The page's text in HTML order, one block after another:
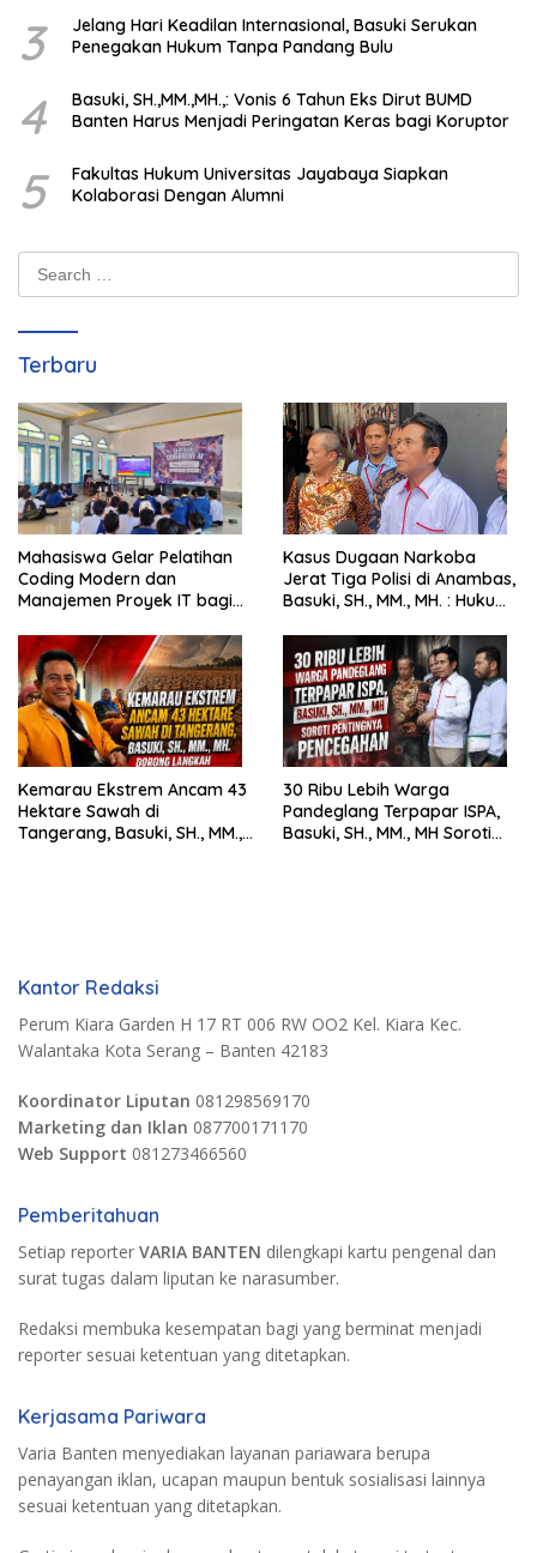
3
Jelang Hari Keadilan Internasional, Basuki Serukan
Penegakan Hukum Tanpa Pandang Bulu
4
Basuki, SH.,MM.,MH.,: Vonis 6 Tahun Eks Dirut BUMD
Banten Harus Menjadi Peringatan Keras bagi Koruptor
5
Fakultas Hukum Universitas Jayabaya Siapkan
Kolaborasi Dengan Alumni
Search
for:
Terbaru
Mahasiswa Gelar Pelatihan
Coding Modern dan
Manajemen Proyek IT bagi
Kasus Dugaan Narkoba
Jerat Tiga Polisi di Anambas,
Basuki, SH., MM., MH. : Hukum
Kemarau Ekstrem Ancam 43
Hektare Sawah di
Tangerang, Basuki, SH., MM.,
30 Ribu Lebih Warga
Pandeglang Terpapar ISPA,
Basuki, SH., MM., MH Soroti
Kantor Redaksi
Perum Kiara Garden H 17 RT 006 RW OO2 Kel. Kiara Kec.
Walantaka Kota Serang – Banten 42183
Koordinator Liputan 081298569170
Marketing dan Iklan 087700171170
Web Support 081273466560
Pemberitahuan
Setiap reporter VARIA BANTEN dilengkapi kartu pengenal dan
surat tugas dalam liputan ke narasumber.
Redaksi membuka kesempatan bagi yang berminat menjadi
reporter sesuai ketentuan yang ditetapkan.
Kerjasama Pariwara
Varia Banten menyediakan layanan pariawara berupa
penayangan iklan, ucapan maupun bentuk sosialisasi lainnya
sesuai ketentuan yang ditetapkan.